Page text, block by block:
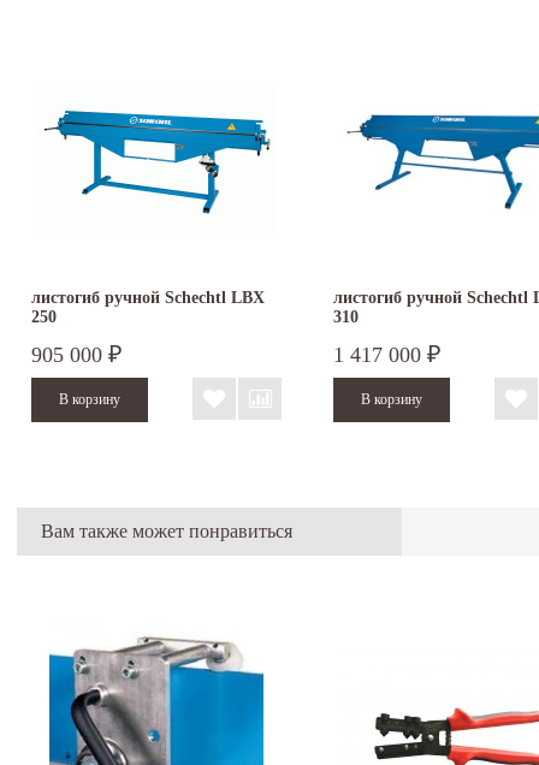
листогиб ручной Schechtl LBX
250
905 000 ₽
листогиб ручной Schechtl
310
1 417 000 ₽
Вам также может понравиться